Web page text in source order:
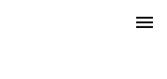
menu